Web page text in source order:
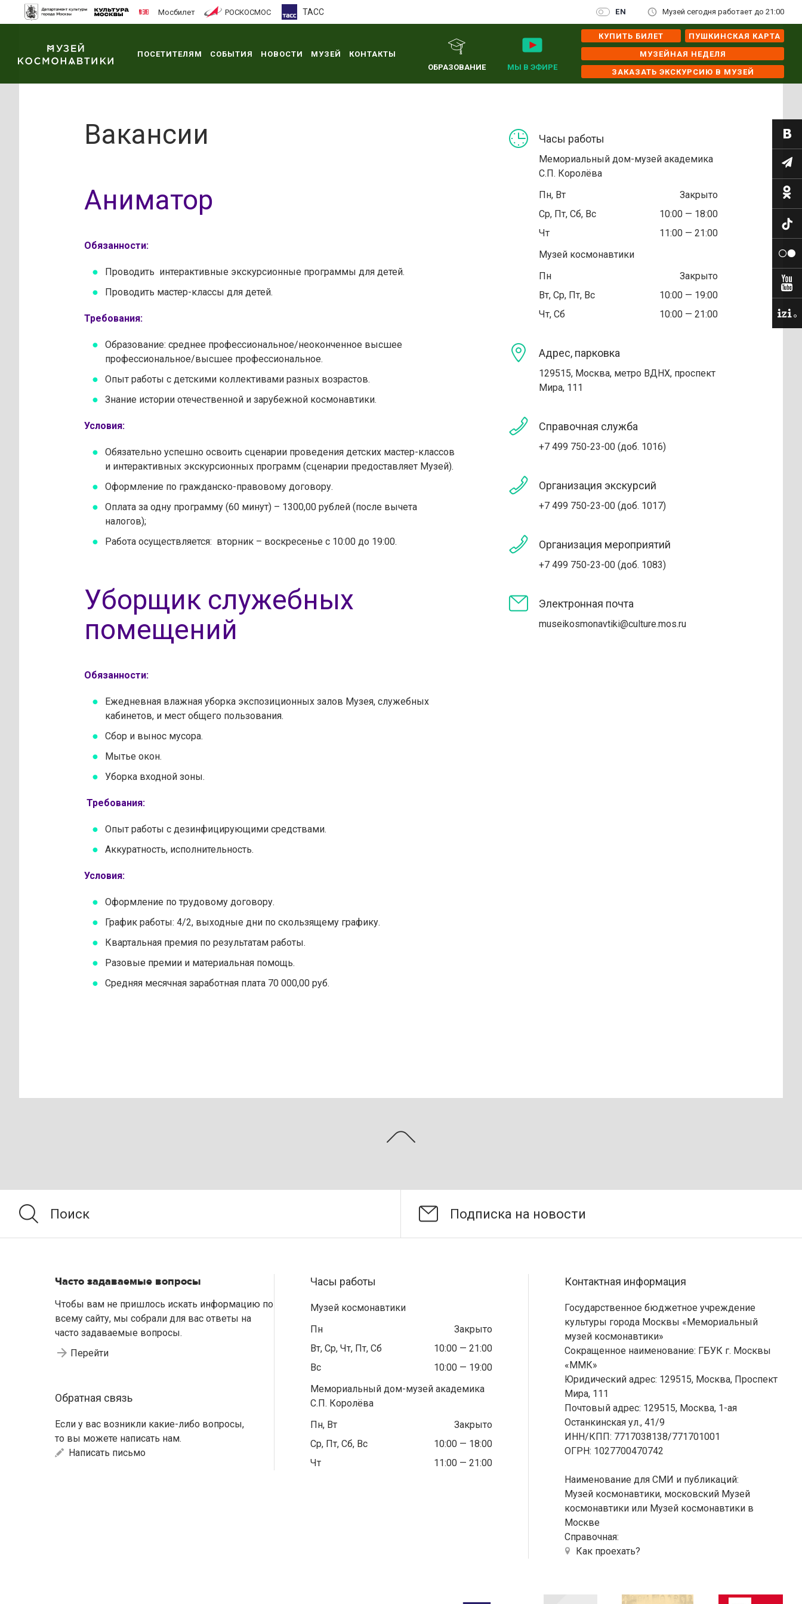
Мосбилет РОСКОСМОС ТАСС EN Музей сегодня работает до 21:00
ПОСЕТИТЕЛЯМ СОБЫТИЯ НОВОСТИ МУЗЕЙ
КОНТАКТЫ
ОБРАЗОВАНИЕ
МЫ В ЭФИРЕ
КУПИТЬ БИЛЕТ
ПУШКИНСКАЯ КАРТА
МУЗЕЙНАЯ НЕДЕЛЯ
ЗАКАЗАТЬ ЭКСКУРСИЮ В МУЗЕЙ
Вакансии
Аниматор
Обязанности:
Проводить интерактивные экскурсионные программы для детей.
Проводить мастер-классы для детей.
Требования:
Образование: среднее профессиональное/неоконченное высшее
профессиональное/высшее профессиональное.
Опыт работы с детскими коллективами разных возрастов.
Знание истории отечественной и зарубежной космонавтики.
Условия:
Обязательно успешно освоить сценарии проведения детских мастер-классов
и интерактивных экскурсионных программ (сценарии предоставляет Музей).
Оформление по гражданско-правовому договору.
Оплата за одну программу (60 минут) – 1300,00 рублей (после вычета
налогов);
Работа осуществляется: вторник – воскресенье с 10:00 до 19:00.
Уборщик служебных
помещений
Обязанности:
Ежедневная влажная уборка экспозиционных залов Музея, служебных
кабинетов, и мест общего пользования.
Сбор и вынос мусора.
Мытье окон.
Уборка входной зоны.
Требования:
Опыт работы с дезинфицирующими средствами.
Аккуратность, исполнительность.
Условия:
Оформление по трудовому договору.
График работы: 4/2, выходные дни по скользящему графику.
Квартальная премия по результатам работы.
Разовые премии и материальная помощь.
Средняя месячная заработная плата 70 000,00 руб.
Часы работы
Мемориальный дом-музей академика
С.П. Королёва
Пн, Вт
Закрыто
Ср, Пт, Сб, Вс
10:00 — 18:00
Чт
11:00 — 21:00
Музей космонавтики
Пн
Закрыто
Вт, Ср, Пт, Вс
10:00 — 19:00
Чт, Сб
10:00 — 21:00
Адрес, парковка
129515, Москва, метро ВДНХ, проспект
Мира, 111
Справочная служба
+7 499 750-23-00 (доб. 1016)
Организация экскурсий
+7 499 750-23-00 (доб. 1017)
Организация мероприятий
+7 499 750-23-00 (доб. 1083)
Электронная почта
museikosmonavtiki@culture.mos.ru
Часто задаваемые вопросы
Чтобы вам не пришлось искать информацию по
всему сайту, мы собрали для вас ответы на
часто задаваемые вопросы.
Перейти
Обратная связь
Если у вас возникли какие-либо вопросы,
то вы можете написать нам.
Написать письмо
Часы работы
Музей космонавтики
Пн
Закрыто
Вт, Ср, Чт, Пт, Сб
10:00 — 21:00
Вс
10:00 — 19:00
Мемориальный дом-музей академика
С.П. Королёва
Пн, Вт
Закрыто
Ср, Пт, Сб, Вс
10:00 — 18:00
Чт
11:00 — 21:00
Контактная информация
Государственное бюджетное учреждение
культуры города Москвы «Мемориальный
музей космонавтики»
Сокращенное наименование: ГБУК г. Москвы
«ММК»
Юридический адрес: 129515, Москва, Проспект
Мира, 111
Почтовый адрес: 129515, Москва, 1-ая
Останкинская ул., 41/9
ИНН/КПП: 7717038138/771701001
ОГРН: 1027700470742
Наименование для СМИ и публикаций:
Музей космонавтики, московский Музей
космонавтики или Музей космонавтики в
Москве
Справочная:
Как проехать?